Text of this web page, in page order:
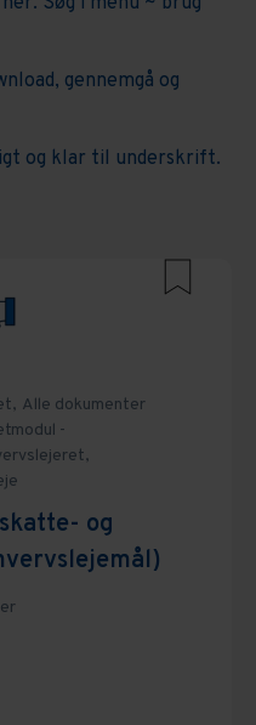
ejendomme
vedrørende
proces
selskaber
skat og
gennemgå og
og klar til underskrift.
Alle dokumenter
-
og